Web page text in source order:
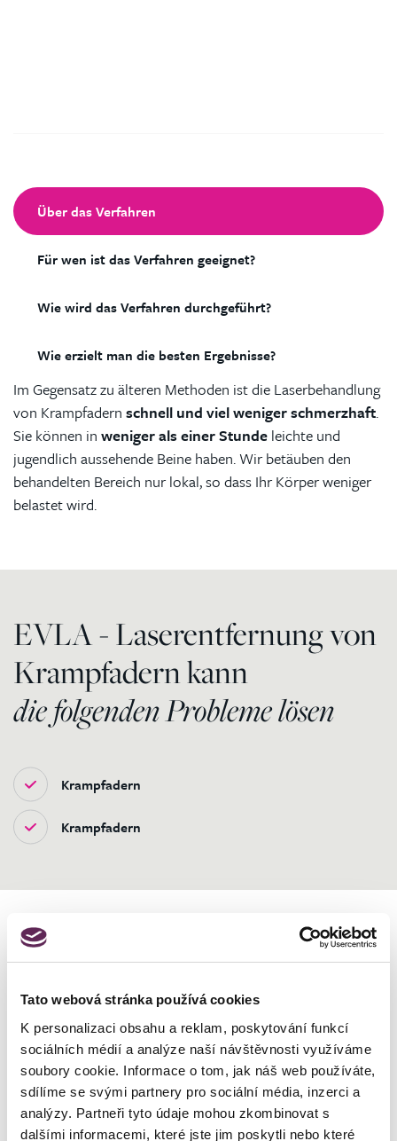
Tato webová stránka používá cookies
K personalizaci obsahu a reklam, poskytování funkcí
sociálních médií a analýze naší návštěvnosti využíváme
soubory cookie. Informace o tom, jak náš web používáte,
sdílíme se svými partnery pro sociální média, inzerci a
analýzy. Partneři tyto údaje mohou zkombinovat s
dalšími informacemi, které jste jim poskytli nebo které
Über das Verfahren
Für wen ist das Verfahren geeignet?
Wie wird das Verfahren durchgeführt?
Wie erzielt man die besten Ergebnisse?
Im Gegensatz zu älteren Methoden ist die Laserbehandlung
von Krampfadern schnell und viel weniger schmerzhaft.
Sie können in weniger als einer Stunde leichte und
jugendlich aussehende Beine haben. Wir betäuben den
behandelten Bereich nur lokal, so dass Ihr Körper weniger
belastet wird.
EVLA - Laserentfernung von
Krampfadern kann
die folgenden Probleme lösen
Krampfadern
Krampfadern
Begeben Sie sich in die Hände
von Profis